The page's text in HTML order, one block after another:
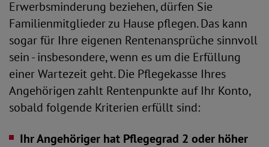
Erwerbsminderung beziehen, dürfen Sie
Familienmitglieder zu Hause pflegen. Das kann
sogar für Ihre eigenen Rentenansprüche sinnvoll
sein - insbesondere, wenn es um die Erfüllung
einer Wartezeit geht. Die Pflegekasse Ihres
Angehörigen zahlt Rentenpunkte auf Ihr Konto,
sobald folgende Kriterien erfüllt sind:
Ihr Angehöriger hat Pflegegrad 2 oder höher